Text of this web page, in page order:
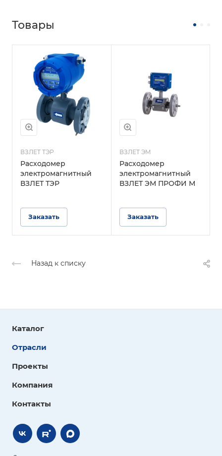
Товары
ВЗЛЕТ ТЭР
Расходомер
электромагнитный
ВЗЛЕТ ТЭР
Заказать
ВЗЛЕТ ЭМ
Расходомер
электромагнитный
ВЗЛЕТ ЭМ ПРОФИ М
Заказать
Назад к списку
Каталог
Отрасли
Проекты
Компания
Контакты